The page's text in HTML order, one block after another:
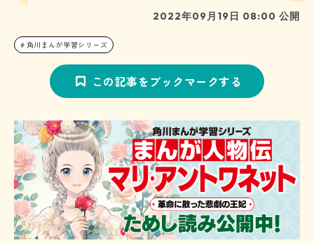
2022年09月19日 08:00 公開
角川まんが学習シリーズ
この記事をブックマークする